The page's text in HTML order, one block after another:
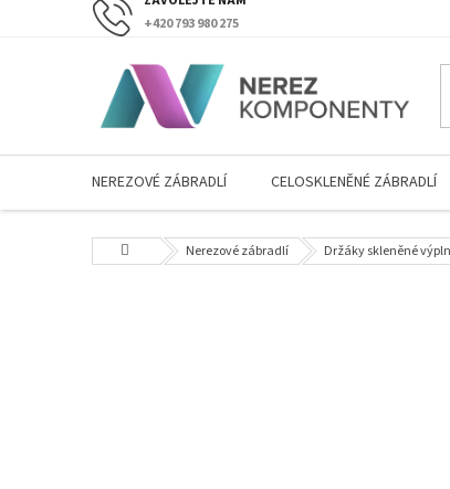
+420 793 980 275
NEREZOVÉ ZÁBRADLÍ CELOSKLENĚNÉ ZÁBRADLÍ
Domů Nerezové zábradlí Držáky skleněné